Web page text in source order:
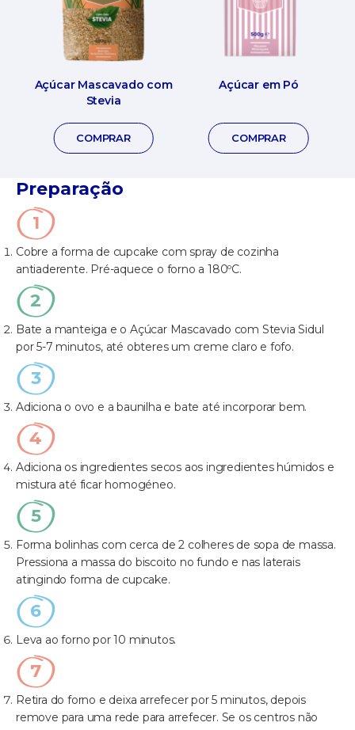
Açúcar Mascavado com
Stevia
COMPRAR
Açúcar em Pó
COMPRAR
Preparação
Cobre a forma de cupcake com spray de cozinha
antiaderente. Pré-aquece o forno a 180ºC.
Bate a manteiga e o Açúcar Mascavado com Stevia Sidul
por 5-7 minutos, até obteres um creme claro e fofo.
Adiciona o ovo e a baunilha e bate até incorporar bem.
Adiciona os ingredientes secos aos ingredientes húmidos e
mistura até ficar homogéneo.
Forma bolinhas com cerca de 2 colheres de sopa de massa.
Pressiona a massa do biscoito no fundo e nas laterais
atingindo forma de cupcake.
Leva ao forno por 10 minutos.
Retira do forno e deixa arrefecer por 5 minutos, depois
remove para uma rede para arrefecer. Se os centros não